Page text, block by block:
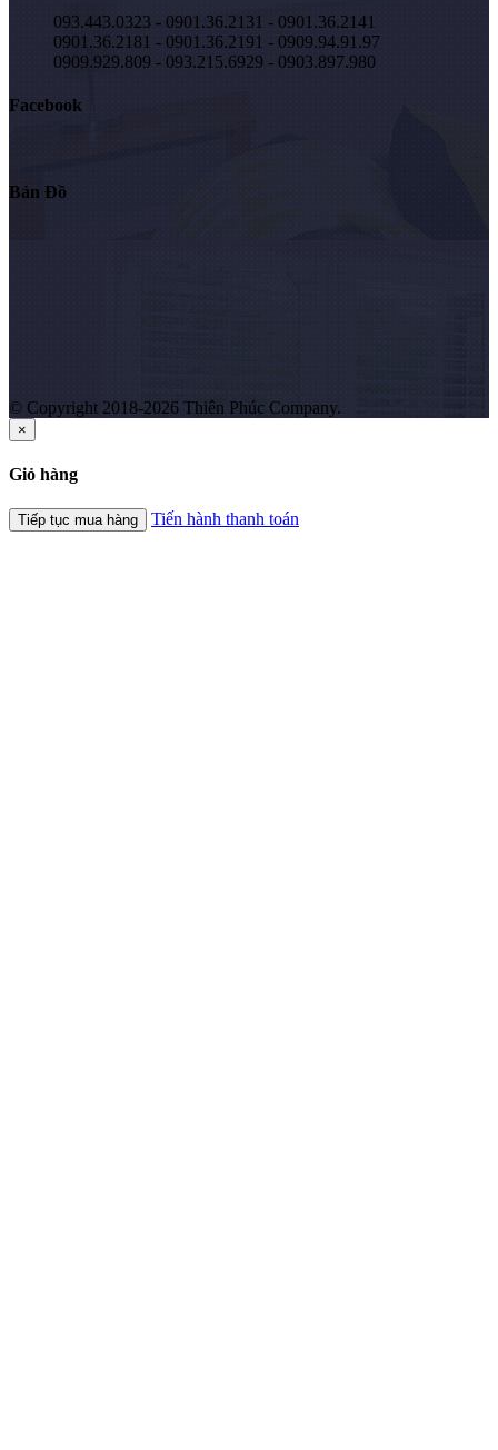
093.443.0323 - 0901.36.2131 - 0901.36.2141
0901.36.2181 - 0901.36.2191 - 0909.94.91.97
0909.929.809 - 093.215.6929 - 0903.897.980
Facebook
Bản Đồ
© Copyright 2018-2026 Thiên Phúc Company.
×
Giỏ hàng
Tiếp tục mua hàng Tiến hành thanh toán